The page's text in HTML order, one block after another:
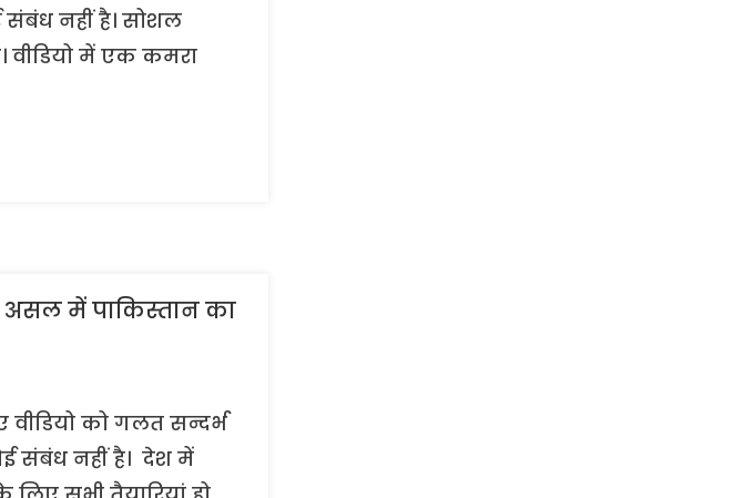
संबंध नहीं है। सोशल
वीडियो में एक कमरा
असल में पाकिस्तान का
वीडियो को गलत सन्दर्भ
संबंध नहीं है। देश में